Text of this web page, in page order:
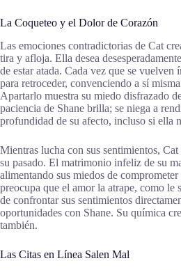
La Coqueteo y el Dolor de Corazón
Las emociones contradictorias de Cat
tira y afloja. Ella desea
de estar atada. Cada vez que se vuelven
para retroceder, convenciendo a sí
Apartarlo muestra su miedo disfrazado
paciencia de Shane brilla; se niega a
profundidad de su afecto, incluso si ella
Mientras lucha con sus sentimientos, Cat
su pasado. El matrimonio infeliz de su
alimentando sus miedos de
preocupa que el amor la atrape, como le
de confrontar sus sentimientos
oportunidades con Shane. Su química
también.
Las Citas en Línea Salen Mal